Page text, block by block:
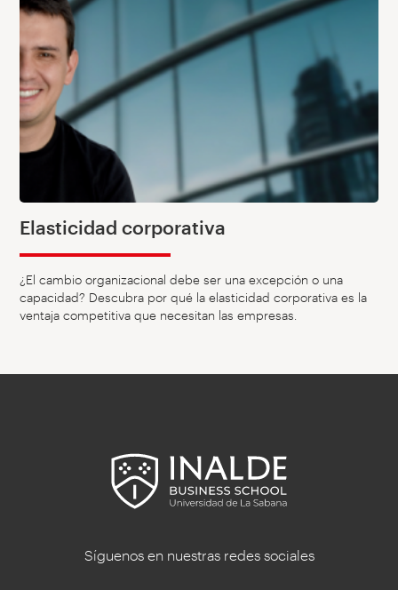
Elasticidad corporativa
¿El cambio organizacional debe ser una excepción o una
capacidad? Descubra por qué la elasticidad corporativa es la
ventaja competitiva que necesitan las empresas.
Síguenos en nuestras redes sociales